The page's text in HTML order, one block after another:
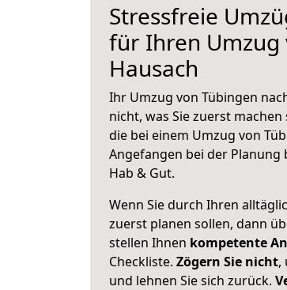
Stressfreie
für Ihren Umzug
Hausach
Ihr Umzug von Tübingen
nicht, was Sie zuerst
die bei einem Umzug von
Angefangen bei der
Hab & Gut.
Wenn Sie durch Ihren
zuerst planen sollen, dann
stellen Ihnen kompetente
Checkliste. Zögern Sie nicht,
und lehnen Sie sich zurück.